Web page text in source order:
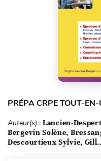
PRÉPA CRPE TOUT-
Auteur(s) : Lancien-
Bergevin Solène,
Descourtieux Sylvie,